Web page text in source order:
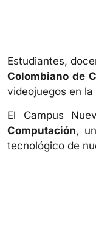
Estudiantes,
Colombiano de
videojuegos en
El Campus
Computación,
tecnológico de